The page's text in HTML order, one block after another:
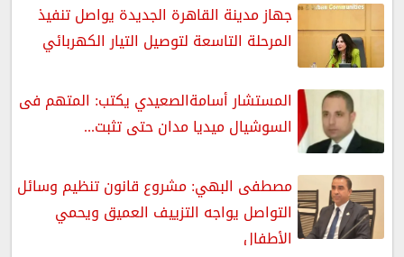
جهاز مدينة القاهرة الجديدة يواصل تنفيذ
المرحلة التاسعة لتوصيل التيار الكهربائي
المستشار أسامةالصعيدي يكتب: المتهم فى
السوشيال ميديا مدان حتى تثبت...
مصطفى البهي: مشروع قانون تنظيم وسائل
التواصل يواجه التزييف العميق ويحمي
الأطفال